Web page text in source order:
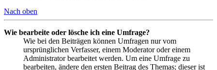
Nach oben
Wie bearbeite oder lösche ich eine Umfrage?
Wie bei den Beiträgen können Umfragen nur vom
ursprünglichen Verfasser, einem Moderator oder einem
Administrator bearbeitet werden. Um eine Umfrage zu
bearbeiten, ändere den ersten Beitrag des Themas; dieser ist